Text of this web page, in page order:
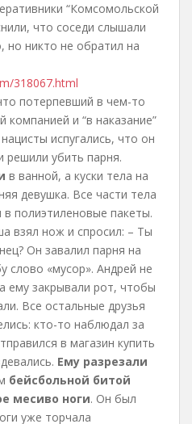
“Комсомольской
что соседи слышали
но никто не обратил на
318067.html
потерпевший в чем-то
компанией и “в наказание”
испугались, что он
решили убить парня.
в ванной, а куски тела на
девушка. Все части тела
полиэтиленовые пакеты.
взял нож и спросил: – Ты
Он завалил парня на
слово «мусор». Андрей не
ему закрывали рот, чтобы
Все остальные друзья
кто-то наблюдал за
в магазин купить
Ему разрезали
бейсбольной битой
месиво ноги. Он был
уже торчала